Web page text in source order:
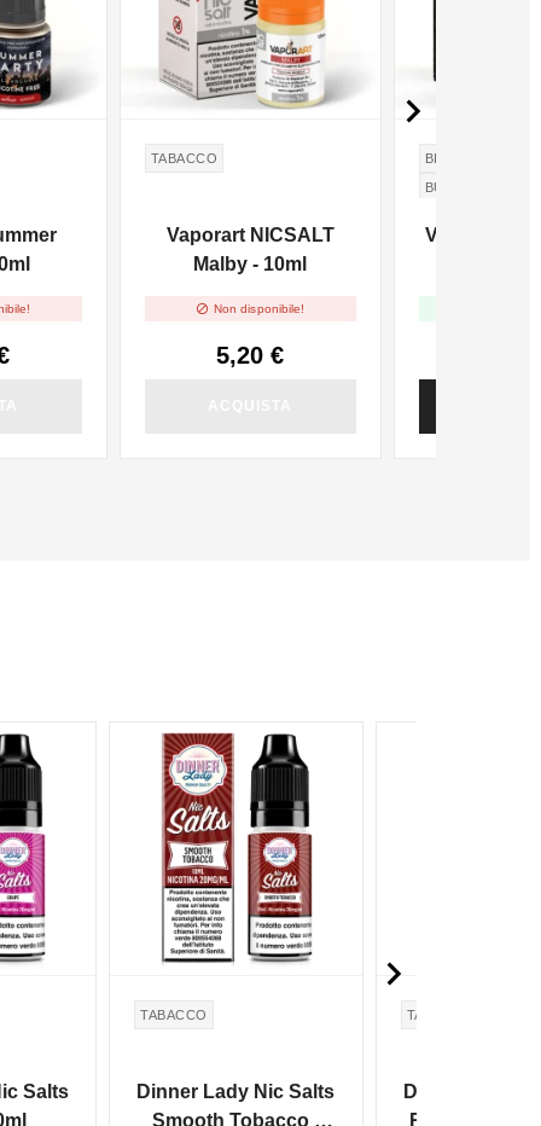
TABACCO
Vaporart NICSALT
Malby - 10ml
 Non disponibile!
5,20 €
BISCOTTO
BUTTER
Vaporart

Salts
TABACCO
Dinner Lady Nic Salts
Smooth Tobacco -
NON DISPONIBILE
TABACCO
Dinner Lady
Rich Tobacco
